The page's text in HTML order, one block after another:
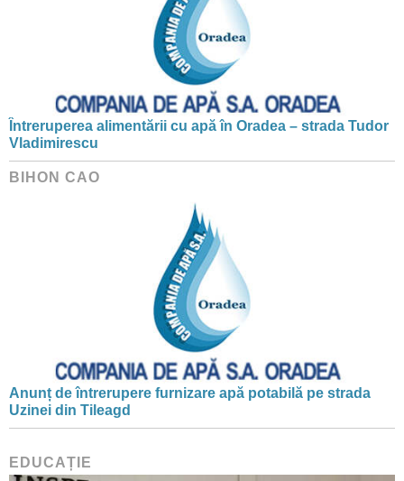
Întreruperea alimentării cu apă în Oradea – strada Tudor
Vladimirescu
BIHON CAO
Anunț de întrerupere furnizare apă potabilă pe strada
Uzinei din Tileagd
EDUCAȚIE